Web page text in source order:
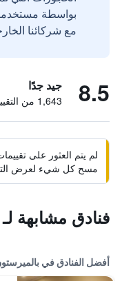
مع شركائنا
8.5 جيد جدًا
1,643 من التقييمات تم التحقق منها
لم يتم العثور على
مسح كل شيء لعرض
فنادق مشابهة
أفضل الفنادق في